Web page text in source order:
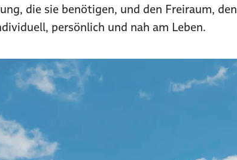
die sie benötigen, und den Freiraum, den
persönlich und nah am Leben.